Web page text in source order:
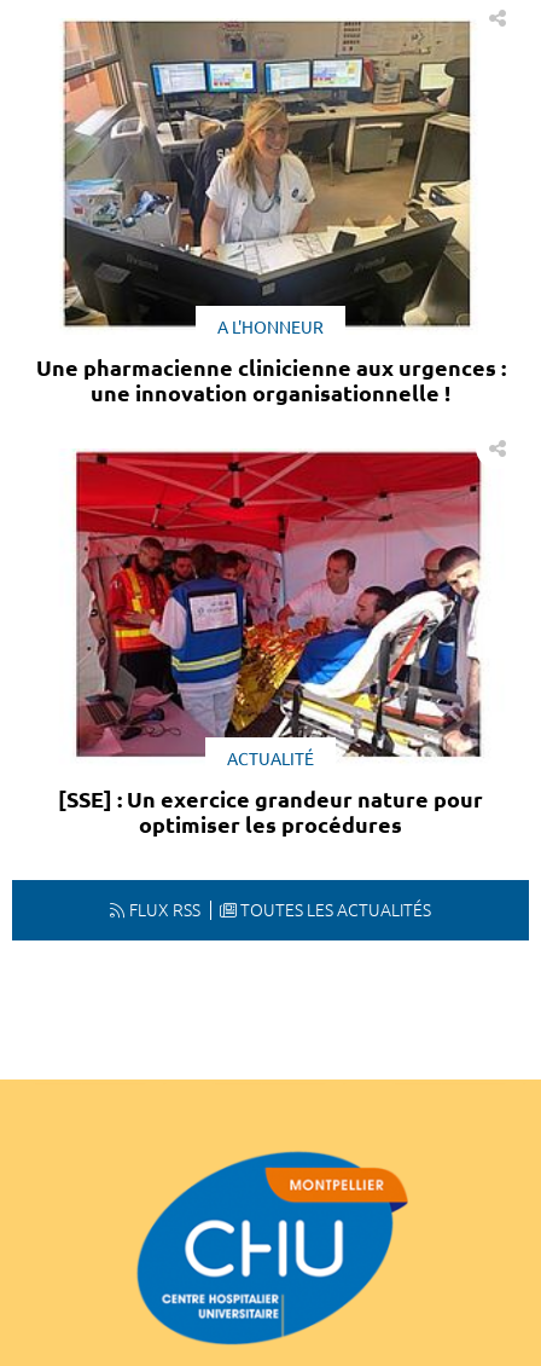
A L'HONNEUR
Une pharmacienne clinicienne aux urgences :
une innovation organisationnelle !
ACTUALITÉ
[SSE] : Un exercice grandeur nature pour
optimiser les procédures
FLUX RSS TOUTES LES ACTUALITÉS